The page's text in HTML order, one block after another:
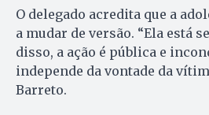
O delegado acredita que a
a mudar de versão. “Ela está
disso, a ação é pública e
independe da vontade da
Barreto.